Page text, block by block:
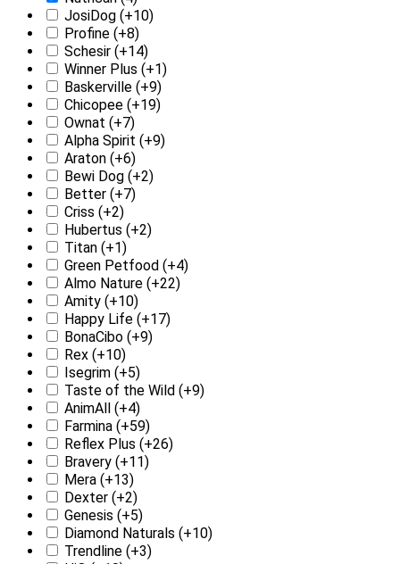
JosiDog (+10)
Profine (+8)
Schesir (+14)
Winner Plus (+1)
Baskerville (+9)
Chicopee (+19)
Ownat (+7)
Alpha Spirit (+9)
Araton (+6)
Bewi Dog (+2)
Better (+7)
Criss (+2)
Hubertus (+2)
Titan (+1)
Green Petfood (+4)
Almo Nature (+22)
Amity (+10)
Happy Life (+17)
BonaCibo (+9)
Rex (+10)
Isegrim (+5)
Taste of the Wild (+9)
AnimAll (+4)
Farmina (+59)
Reflex Plus (+26)
Bravery (+11)
Mera (+13)
Dexter (+2)
Genesis (+5)
Diamond Naturals (+10)
Trendline (+3)